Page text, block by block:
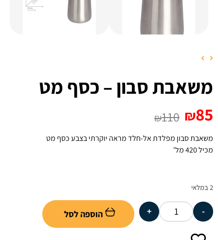
משאבת סבון – כסף מט
₪85
₪110
משאבת סבון מפלדת אל-חלד מראה יוקרתי בצבע כסף מט
מכיל 420 מל'
הוספה לסל